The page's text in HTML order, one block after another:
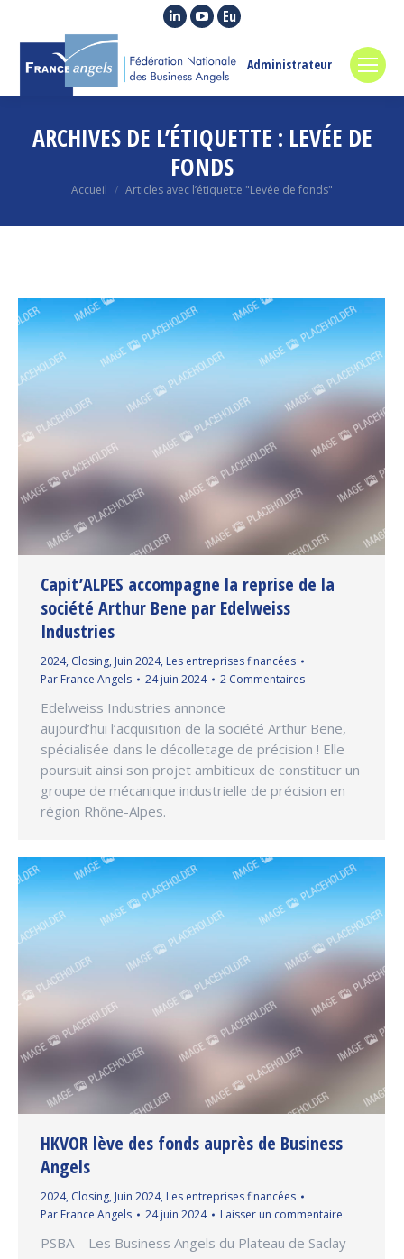
La
LinkedIn
s'ouvre
une
nouvelle
fenêtre
La
YouTube
s'ouvre
une
nouvelle
fenêtre
La
Euroquity
une
Administrateur
ARCHIVES DE L’ÉTIQUETTE : LEVÉE DE
FONDS
Vous êtes ici :
Accueil Articles avec l’étiquette "Levée de fonds"
Capit’ALPES accompagne la reprise de la
société Arthur Bene par Edelweiss
Industries
2024, Closing, Juin 2024, Les entreprises financées
Par France Angels 24 juin 2024 2 Commentaires
Edelweiss Industries annonce
aujourd’hui l’acquisition de la société Arthur Bene,
spécialisée dans le décolletage de précision ! Elle
poursuit ainsi son projet ambitieux de constituer un
groupe de mécanique industrielle de précision en
région Rhône-Alpes.
HKVOR lève des fonds auprès de Business
Angels
2024, Closing, Juin 2024, Les entreprises financées
Par France Angels 24 juin 2024 Laisser un commentaire
PSBA – Les Business Angels du Plateau de Saclay